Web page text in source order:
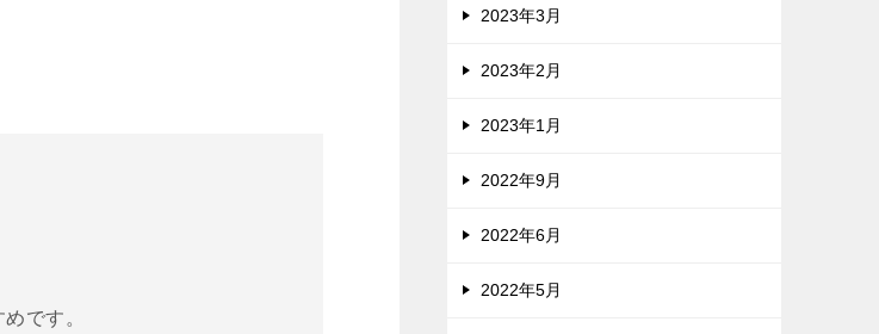
です。
2023年3月
2023年2月
2023年1月
2022年9月
2022年6月
2022年5月